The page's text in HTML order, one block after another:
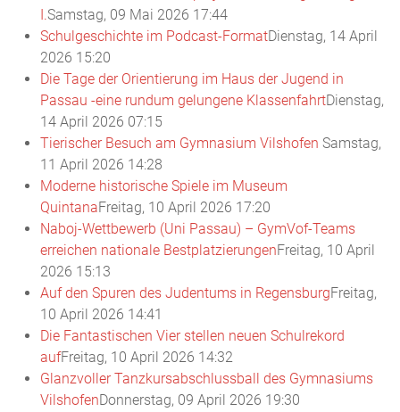
I.Samstag, 09 Mai 2026 17:44
Schulgeschichte im Podcast-FormatDienstag, 14 April
2026 15:20
Die Tage der Orientierung im Haus der Jugend in
Passau -eine rundum gelungene KlassenfahrtDienstag,
14 April 2026 07:15
Tierischer Besuch am Gymnasium Vilshofen Samstag,
11 April 2026 14:28
Moderne historische Spiele im Museum
QuintanaFreitag, 10 April 2026 17:20
Naboj-Wettbewerb (Uni Passau) – GymVof-Teams
erreichen nationale BestplatzierungenFreitag, 10 April
2026 15:13
Auf den Spuren des Judentums in RegensburgFreitag,
10 April 2026 14:41
Die Fantastischen Vier stellen neuen Schulrekord
aufFreitag, 10 April 2026 14:32
Glanzvoller Tanzkursabschlussball des Gymnasiums
VilshofenDonnerstag, 09 April 2026 19:30